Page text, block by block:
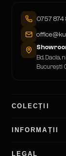
0757 874
Bd. Dacia,
COLECȚII
INFORMAȚII
LEGAL